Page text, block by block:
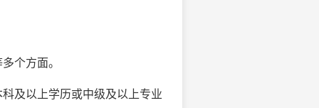
个方面。
及以上学历或中级及以上专业